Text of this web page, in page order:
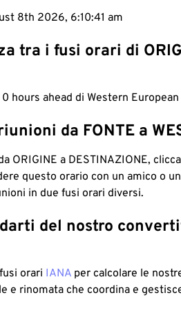
8th 2026, 6:10:42 am
tra i fusi orari di
hours ahead di Western
da FONTE a
ORIGINE a DESTINAZIONE,
questo orario con un amico o
in due fusi orari diversi.
del nostro
orari IANA per calcolare le
e rinomata che coordina e